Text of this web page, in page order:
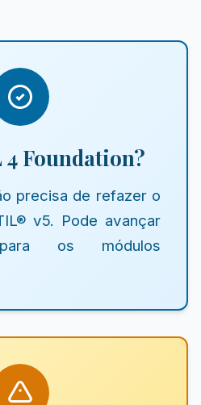
4 Foundation?
precisa de refazer o
v5. Pode avançar
para os módulos